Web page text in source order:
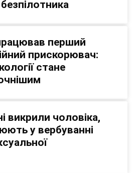
перший
прискорювач:
стане
викрили чоловіка,
у вербуванні